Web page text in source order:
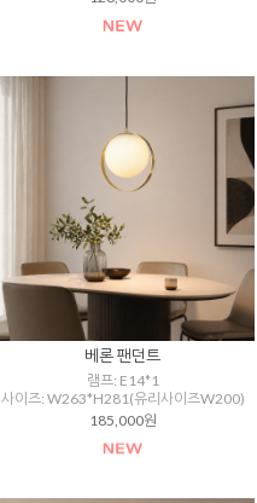
베론 팬던트
램프: E14*1
사이즈: W263*H281(유리사이즈W200)
185,000원